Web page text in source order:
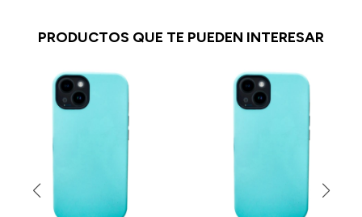
PRODUCTOS QUE TE PUEDEN INTERESAR